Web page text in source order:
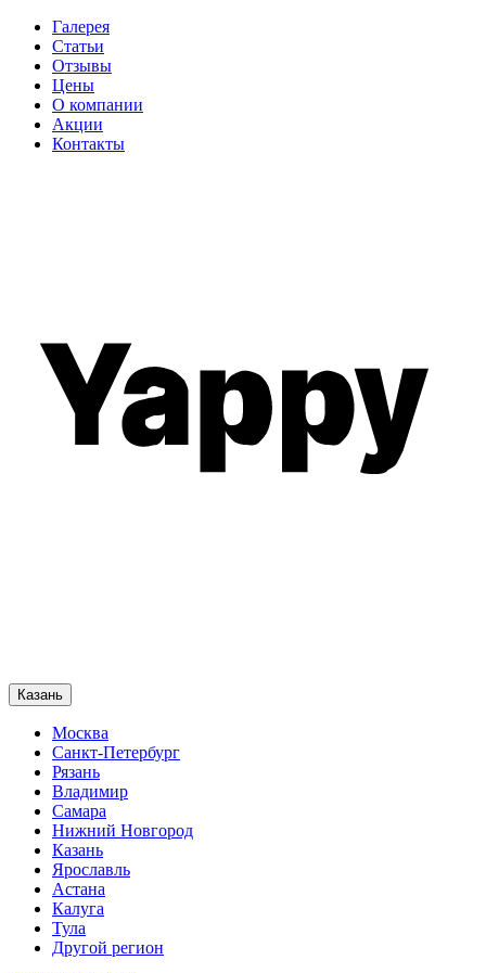
Галерея
Статьи
Отзывы
Цены
О компании
Акции
Контакты
Казань
Москва
Санкт-Петербург
Рязань
Владимир
Самара
Нижний Новгород
Казань
Ярославль
Астана
Калуга
Тула
Другой регион